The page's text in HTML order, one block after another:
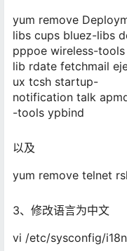
yum remove
libs cups bluez-libs
pppoe wireless-
lib rdate fetchmail
ux tcsh startup-
notification talk
-tools ypbind
以及
yum remove telnet
3、修改语言为中文
vi /etc/sysconfig/i18n